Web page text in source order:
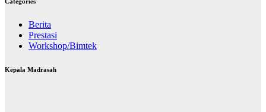
Berita
Prestasi
Workshop/Bimtek
Kepala Madrasah